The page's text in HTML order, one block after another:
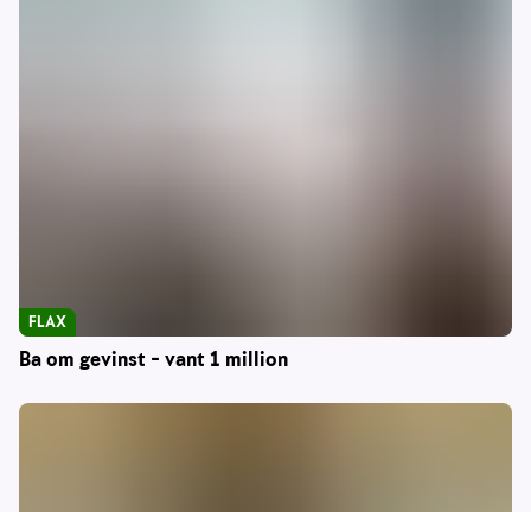
Ba om gevinst – vant 1 million
FLAX